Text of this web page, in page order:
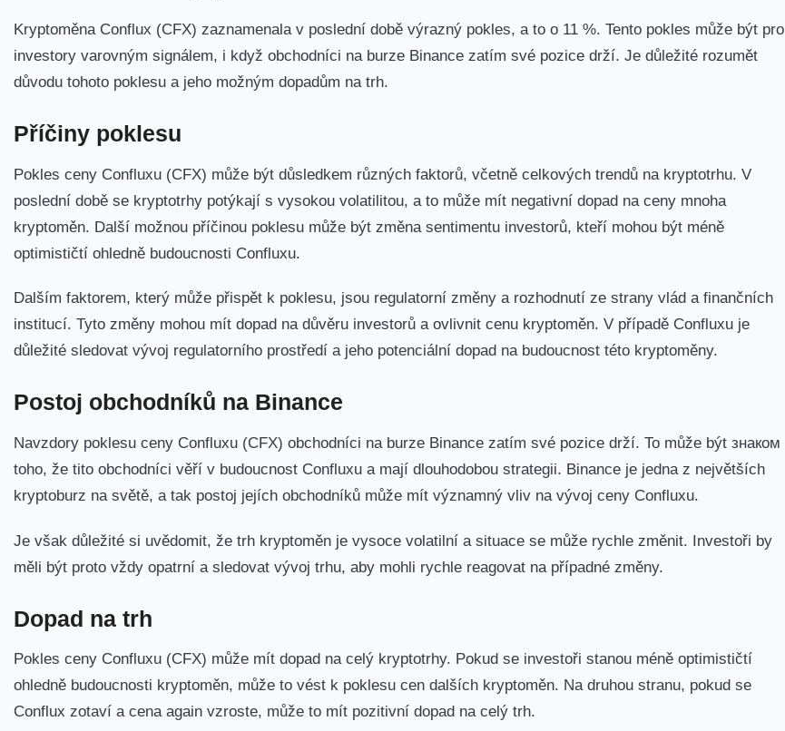
Kryptoměna Conflux (CFX) zaznamenala v ⁣poslední době⁣ výrazný pokles, a to o 11 %. Tento⁤ pokles může být pro
investory varovným signálem, i když obchodníci na burze Binance zatím své pozice drží. Je důležité⁤ rozumět
důvodu ‌tohoto poklesu a jeho možným dopadům na trh.
Příčiny poklesu
Pokles ceny ​Confluxu (CFX) může být důsledkem různých faktorů, včetně celkových trendů‌ na kryptotrhu. V
poslední době‌ se kryptotrhy ​potýkají s vysokou volatilitou, a to ⁢může mít negativní dopad na ceny mnoha
kryptoměn. Další možnou příčinou poklesu může být změna sentimentu investorů, kteří mohou být méně​
optimističtí ⁢ohledně budoucnosti ⁣Confluxu.
Dalším faktorem, který ​může přispět k poklesu, jsou regulatorní změny a⁤ rozhodnutí ze strany vlád a finančních
institucí. Tyto změny mohou mít dopad na ⁤důvěru investorů a ovlivnit cenu kryptoměn. V případě Confluxu je
důležité sledovat vývoj regulatorního prostředí a‍ jeho potenciální dopad na budoucnost ⁢této‌ kryptoměny.
Postoj ⁣obchodníků na Binance
Navzdory poklesu ceny‍ Confluxu (CFX) obchodníci na ‌burze Binance zatím své pozice drží. To ⁣může být знаком
toho, že tito obchodníci věří v⁢ budoucnost Confluxu ⁤a mají dlouhodobou⁢ strategii. Binance je jedna z největších ​
kryptoburz na světě, a tak postoj jejích ​obchodníků může mít významný ⁣vliv na⁣ vývoj ceny Confluxu.
Je však důležité si uvědomit, že⁣ trh⁤ kryptoměn je vysoce volatilní a situace se může rychle⁤ změnit. Investoři by
měli být proto vždy opatrní a sledovat vývoj trhu, aby mohli rychle reagovat na případné změny.
Dopad ​na trh
Pokles ceny Confluxu (CFX) může mít dopad na celý​ kryptotrhy. Pokud ⁤se investoři stanou méně optimističtí
ohledně budoucnosti kryptoměn, ⁣může to ‌vést k poklesu cen dalších kryptoměn. Na druhou stranu, pokud se
Conflux zotaví a cena again ‌vzroste, může ⁤to mít pozitivní dopad na celý trh.